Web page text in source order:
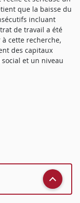
que la baisse du
incluant
de travail a été
cette recherche,
des capitaux
et un niveau